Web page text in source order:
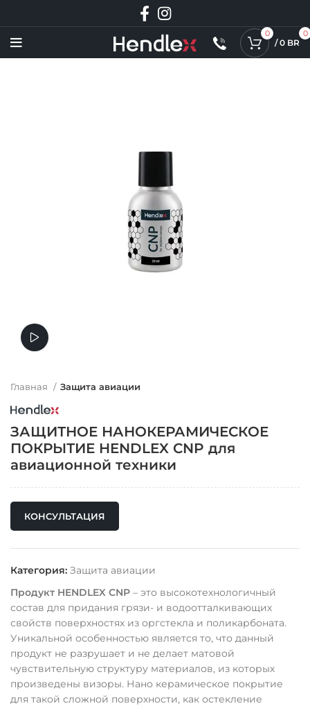
0 0
/ 0 BR
Главная Защита авиации
ЗАЩИТНОЕ НАНОКЕРАМИЧЕСКОЕ
ПОКРЫТИЕ HENDLEX CNP для
авиационной техники
КОНСУЛЬТАЦИЯ
Категория: Защита авиации
Продукт HENDLEX CNP – это высокотехнологичный
состав для придания грязи- и водоотталкивающих
свойств поверхностях из оргстекла и поликарбоната.
Уникальной особенностью является то, что данный
продукт не разрушает и не делает матовой
чувствительную структуру материалов, из которых
произведены визоры. Нано керамическое покрытие
для такой сложной поверхности, как остекление